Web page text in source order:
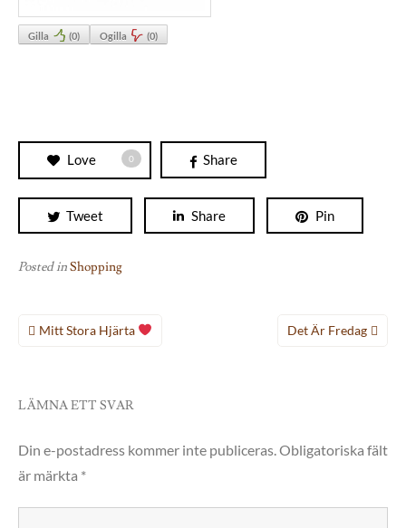
Gilla (0) Ogilla (0)
Love 0 Share
Tweet Share Pin
Posted inShopping
Inläggsnavigering
Mitt Stora Hjärta Det Är Fredag
LÄMNA ETT SVAR
Din e-postadress kommer inte publiceras.Obligatoriska fält
är märkta *